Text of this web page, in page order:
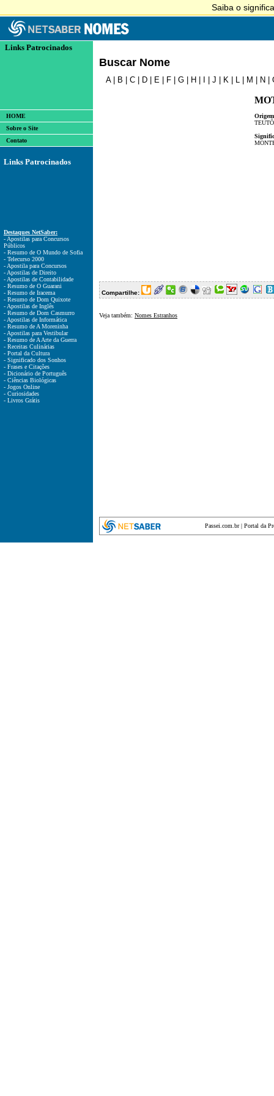
Links Patrocinados
HOME
Sobre o Site
Contato
Links Patrocinados
Destaques NetSaber:
- Apostilas para Concursos
Públicos
- Resumo de O Mundo de Sofia
- Telecurso 2000
- Apostila para Concursos
- Apostilas de Direito
- Apostilas de Contabilidade
- Resumo de O Guarani
- Resumo de Iracema
- Resumo de Dom Quixote
- Apostilas de Inglês
- Resumo de Dom Casmurro
- Apostilas de Informática
- Resumo de A Moreninha
- Apostilas para Vestibular
- Resumo de A Arte da Guerra
- Receitas Culinárias
- Portal da Cultura
- Significado dos Sonhos
- Frases e Citações
- Dicionário de Português
- Ciências Biológicas
- Jogos Online
- Curiosidades
- Livros Grátis
Buscar Nome
A| B C D E F G H J K L M N
Compartilhe:
Veja também: Nomes Estranhos
Passei.com.br| Portal da